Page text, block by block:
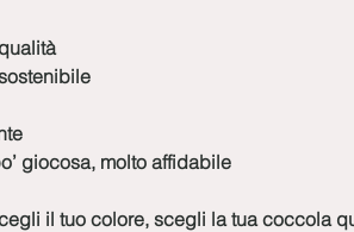
giocosa, molto affidabile
il tuo colore, scegli la tua coccola